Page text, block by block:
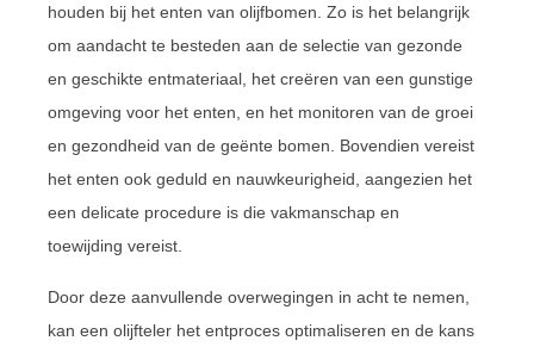
houden bij het enten van olijfbomen. Zo is het belangrijk
om aandacht te besteden aan de selectie van gezonde
en geschikte entmateriaal, het creëren van een gunstige
omgeving voor het enten, en het monitoren van de groei
en gezondheid van de geënte bomen. Bovendien vereist
het enten ook geduld en nauwkeurigheid, aangezien het
een delicate procedure is die vakmanschap en
toewijding vereist.
Door deze aanvullende overwegingen in acht te nemen,
kan een olijfteler het entproces optimaliseren en de kans